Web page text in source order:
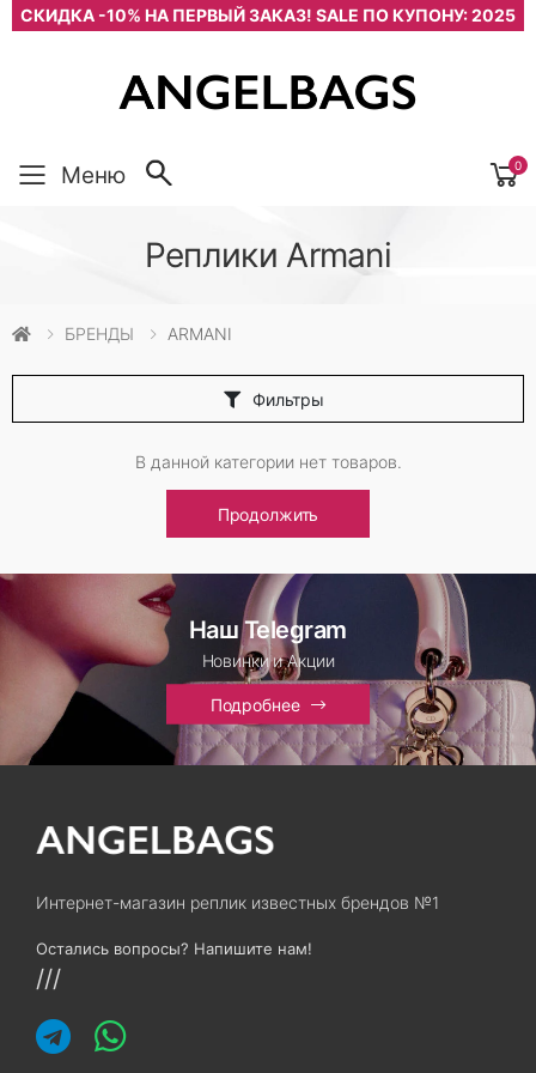
СКИДКА -10% НА ПЕРВЫЙ ЗАКАЗ! SALE ПО КУПОНУ: 2025
Меню 0
Реплики Armani
БРЕНДЫ ARMANI
Фильтры
В данной категории нет товаров.
Продолжить
Наш Telegram
Новинки и Акции
Подробнее
Интернет-магазин реплик известных брендов №1
Остались вопросы? Напишите нам!
///